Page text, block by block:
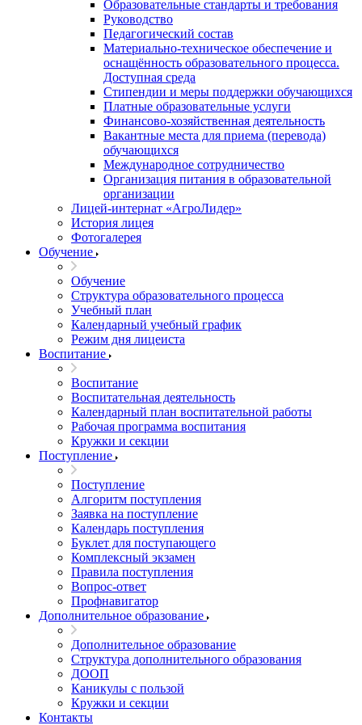
Образовательные стандарты и требования
Руководство
Педагогический состав
Материально-техническое обеспечение и
оснащённость образовательного процесса.
Доступная среда
Стипендии и меры поддержки обучающихся
Платные образовательные услуги
Финансово-хозяйственная деятельность
Вакантные места для приема (перевода)
обучающихся
Международное сотрудничество
Организация питания в образовательной
организации
Лицей-интернат «АгроЛидер»
История лицея
Фотогалерея
Обучение
Обучение
Структура образовательного процесса
Учебный план
Календарный учебный график
Режим дня лицеиста
Воспитание
Воспитание
Воспитательная деятельность
Календарный план воспитательной работы
Рабочая программа воспитания
Кружки и секции
Поступление
Поступление
Алгоритм поступления
Заявка на поступление
Календарь поступления
Буклет для поступающего
Комплексный экзамен
Правила поступления
Вопрос-ответ
Профнавигатор
Дополнительное образование
Дополнительное образование
Структура дополнительного образования
ДООП
Каникулы с пользой
Кружки и секции
Контакты